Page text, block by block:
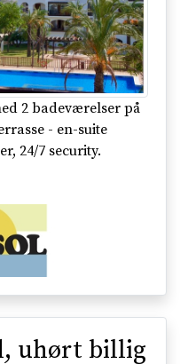
2 badeværelser på
- en-suite
24/7 security.
uhørt billig